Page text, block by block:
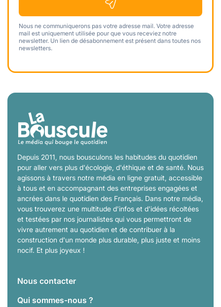
Nous ne communiquerons pas votre adresse mail. Votre adresse
mail est uniquement utilisée pour que vous receviez notre
newsletter. Un lien de désabonnement est présent dans toutes nos
newsletters.
Depuis 2011, nous bousculons les habitudes du quotidien
pour aller vers plus d'écologie, d'éthique et de santé. Nous
agissons à travers notre média en ligne gratuit, accessible
à tous et en accompagnant des entreprises engagées et
ancrées dans le quotidien des Français. Dans notre média,
vous trouverez une multitude d'infos et d'idées récoltées
et testées par nos journalistes qui vous permettront de
vivre autrement au quotidien et de contribuer à la
construction d'un monde plus durable, plus juste et moins
nocif. Et plus joyeux !
Nous contacter
Qui sommes-nous ?